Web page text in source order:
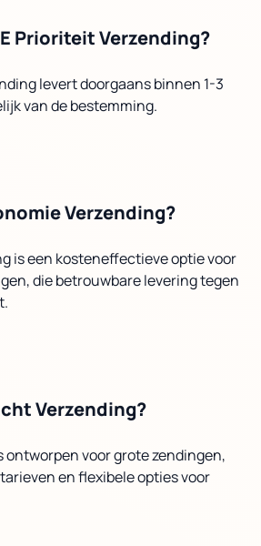
Prioriteit Verzending?
levert doorgaans binnen 1-3
van de bestemming.
Verzending?
is een kosteneffectieve optie voor
die betrouwbare levering tegen
Verzending?
ontworpen voor grote zendingen,
en flexibele opties voor